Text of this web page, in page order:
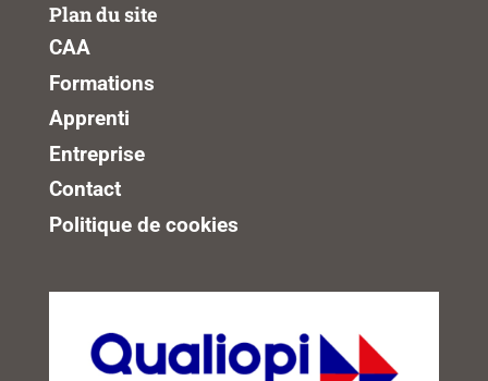
Plan du site
CAA
Formations
Apprenti
Entreprise
Contact
Politique de cookies